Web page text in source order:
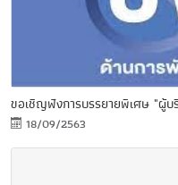
ขอเชิญฟังการบรรยายพิเศษ "ผู้
18/09/2563